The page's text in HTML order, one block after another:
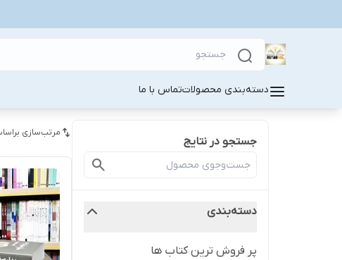
دسته‌بندی محصولاتتماس با ما
جستجو در نتایج
دسته‌بندی
پر فروش ترین کتاب ها
مرتب‌سازی